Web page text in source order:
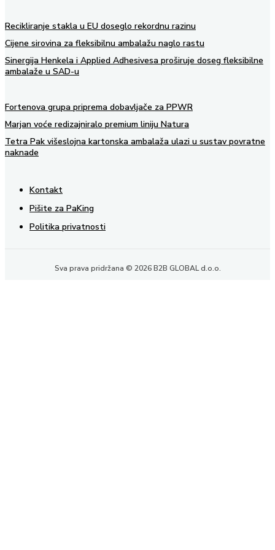
Recikliranje stakla u EU doseglo rekordnu razinu
Cijene sirovina za fleksibilnu ambalažu naglo rastu
Sinergija Henkela i Applied Adhesivesa proširuje doseg fleksibilne
ambalaže u SAD-u
Fortenova grupa priprema dobavljače za PPWR
Marjan voće redizajniralo premium liniju Natura
Tetra Pak višeslojna kartonska ambalaža ulazi u sustav povratne
naknade
Kontakt
Pišite za PaKing
Politika privatnosti
Sva prava pridržana © 2026 B2B GLOBAL d.o.o.